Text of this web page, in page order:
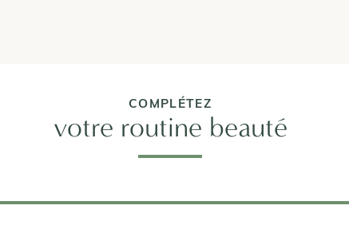
COMPLÉTEZ
votre routine beauté